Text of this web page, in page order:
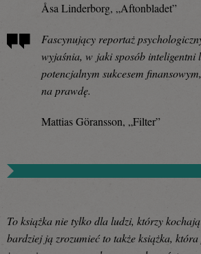
Åsa Linderborg, „Aftonbladet”
Fascynujący reportaż
wyjaśnia, w jaki sposób inteligentni
potencjalnym sukcesem
na prawdę.
Mattias Göransson, „Filter”
To książka nie tylko dla ludzi, którzy
bardziej ją zrozumieć to także książka,